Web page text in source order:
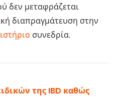
δεν μεταφράζεται
διαπραγμάτευση στην
συνεδρία.
της IBD καθώς